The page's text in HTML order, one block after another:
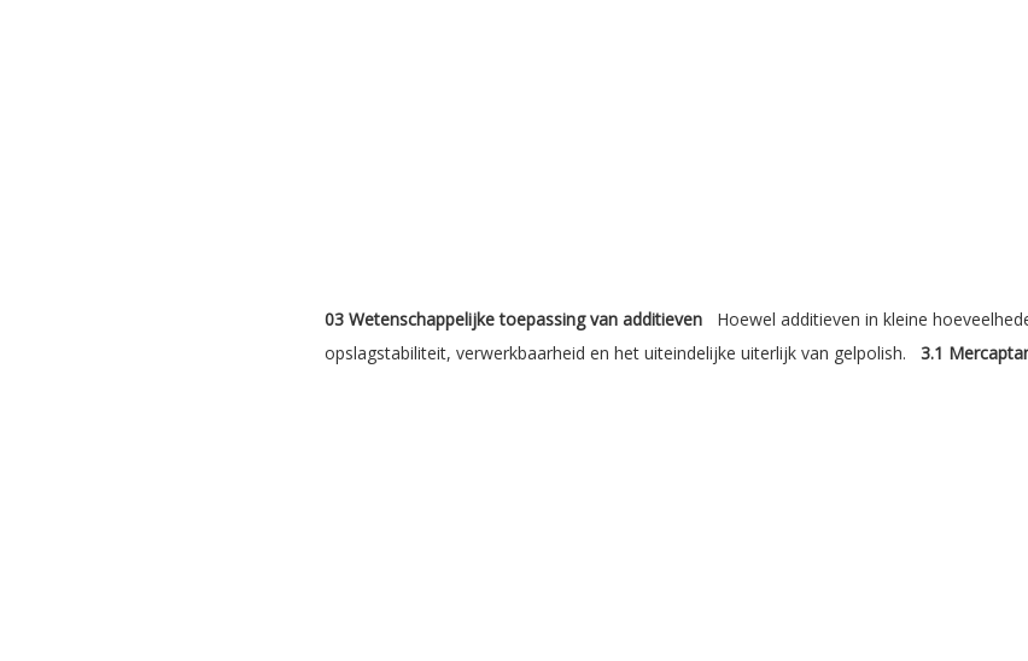
03 Wetenschappelijke toepassing van additieven
Hoewel additieven in kleine
opslagstabiliteit, verwerkbaarheid en het uiteindelijke uiterlijk van gelpolish. 3.1